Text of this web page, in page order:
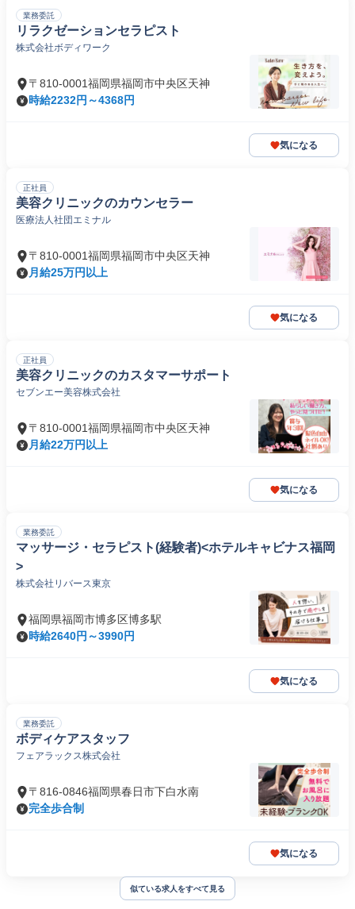
業務委託
リラクゼーションセラピスト
株式会社ボディワーク
〒810-0001福岡県福岡市中央区天神
時給2232円～4368円
気になる
正社員
美容クリニックのカウンセラー
医療法人社団エミナル
〒810-0001福岡県福岡市中央区天神
月給25万円以上
気になる
正社員
美容クリニックのカスタマーサポート
セブンエー美容株式会社
〒810-0001福岡県福岡市中央区天神
月給22万円以上
気になる
業務委託
マッサージ・セラピスト(経験者)<ホテルキャビナス福岡
>
株式会社リバース東京
福岡県福岡市博多区博多駅
時給2640円～3990円
気になる
業務委託
ボディケアスタッフ
フェアラックス株式会社
〒816-0846福岡県春日市下白水南
完全歩合制
気になる
似ている求人をすべて見る